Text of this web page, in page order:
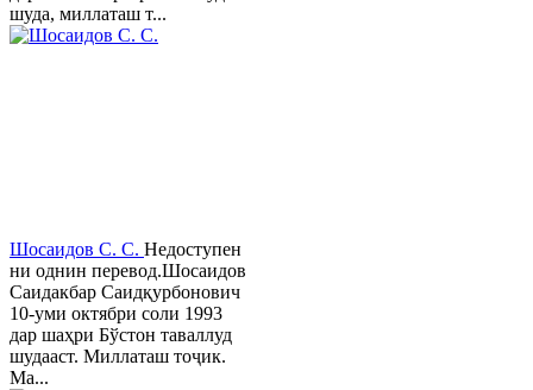
шуда, миллаташ т...
Шосаидов С. С. Недоступен
ни однин перевод.Шосаидов
Саидакбар Саидқурбонович
10-уми октябри соли 1993
дар шаҳри Бўстон таваллуд
шудааст. Миллаташ тоҷик.
Ма...